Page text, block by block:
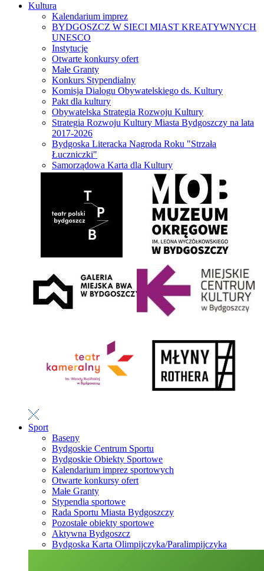
Kultura
Kalendarium imprez
BYDGOSZCZ W SIECI MIAST KREATYWNYCH
UNESCO
Instytucje
Otwarte konkursy ofert
Małe Granty
Konkurs Stypendialny
Komisja Dialogu Obywatelskiego ds. Kultury
Pakt dla kultury
Obywatelska Strategia Rozwoju Kultury
Strategia Rozwoju Kultury Miasta Bydgoszczy na lata
2017-2026
Bydgoska Literacka Nagroda Roku "Strzała
Łuczniczki"
Samorządowa Karta dla Kultury
Sport
Baseny
Bydgoskie Centrum Sportu
Bydgoskie Obiekty Sportowe
Kalendarium imprez sportowych
Otwarte konkursy ofert
Małe Granty
Stypendia sportowe
Rada Sportu Miasta Bydgoszczy
Pozostałe obiekty sportowe
Aktywna Bydgoszcz
Bydgoska Karta Olimpijczyka/Paralimpijczyka